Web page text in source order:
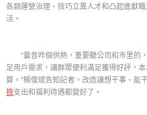
各類運營治理、技巧立異人才和凸起進獻
活。
“曩昔咋個供熱，重要聽公司和市里的
足用戶需求，讓群眾便利滿足獲得好評，
算。”楊偉斌告知記者，改造讓想干事、能
檢支出和福利待遇都變好了。